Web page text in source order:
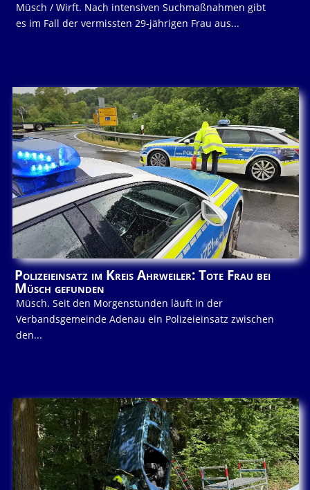
Müsch / Wirft. Nach intensiven Suchmaßnahmen gibt
es im Fall der vermissten 29-jährigen Frau aus...
Polizeieinsatz im Kreis Ahrweiler: Tote Frau bei
Müsch gefunden
Müsch. Seit den Morgenstunden läuft in der
Verbandsgemeinde Adenau ein Polizeieinsatz zwischen
den...